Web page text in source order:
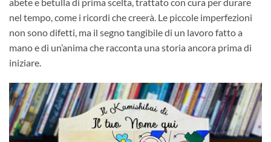
abete e betulla di prima scelta, trattato con cura per durare
nel tempo, come i ricordi che creerà. Le piccole imperfezioni
non sono difetti, ma il segno tangibile di un lavoro fatto a
mano e di un’anima che racconta una storia ancora prima di
iniziare.